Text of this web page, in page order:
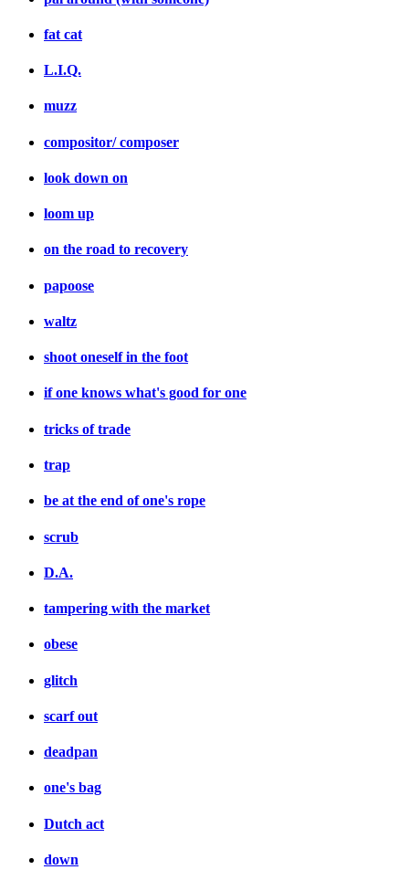
fat cat
L.I.Q.
muzz
compositor/ composer
look down on
loom up
on the road to recovery
papoose
waltz
shoot oneself in the foot
if one knows what's good for one
tricks of trade
trap
be at the end of one's rope
scrub
D.A.
tampering with the market
obese
glitch
scarf out
deadpan
one's bag
Dutch act
down